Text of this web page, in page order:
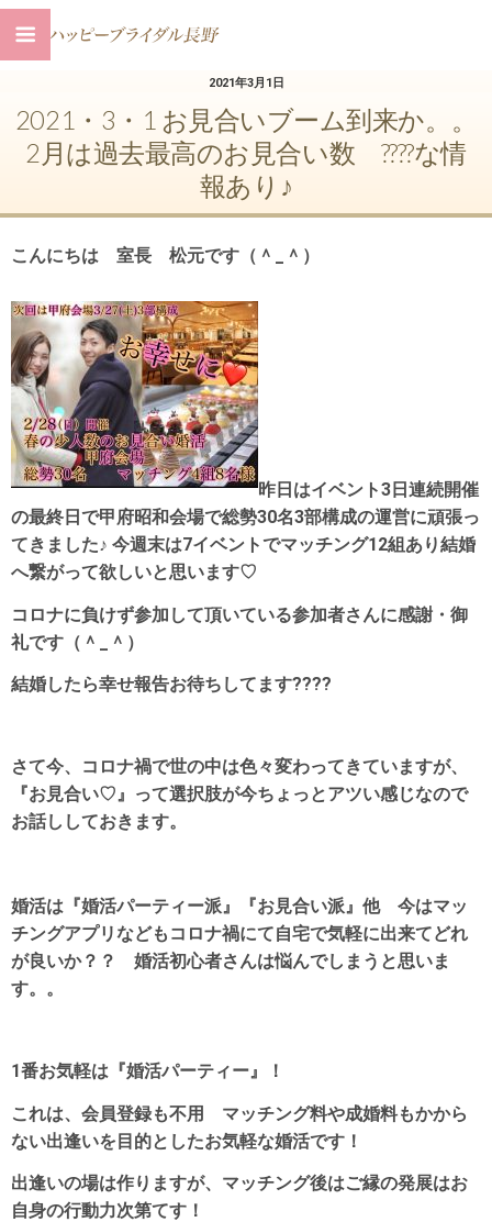
2021年3月1日
2021・3・1 お見合いブーム到来か。。
2月は過去最高のお見合い数 ????な情
報あり♪
こんにちは 室長 松元です（＾_＾）
昨日はイベント3日連続開催
の最終日で甲府昭和会場で総勢30名3部構成の運営に頑張っ
てきました♪ 今週末は7イベントでマッチング12組あり結婚
へ繋がって欲しいと思います♡
コロナに負けず参加して頂いている参加者さんに感謝・御
礼です（＾_＾）
結婚したら幸せ報告お待ちしてます????
さて今、コロナ禍で世の中は色々変わってきていますが、
『お見合い♡』って選択肢が今ちょっとアツい感じなので
お話ししておきます。
婚活は『婚活パーティー派』『お見合い派』他 今はマッ
チングアプリなどもコロナ禍にて自宅で気軽に出来てどれ
が良いか？？ 婚活初心者さんは悩んでしまうと思いま
す。。
1番お気軽は『婚活パーティー』！
これは、会員登録も不用 マッチング料や成婚料もかから
ない出逢いを目的としたお気軽な婚活です！
出逢いの場は作りますが、マッチング後はご縁の発展はお
自身の行動力次第てす！